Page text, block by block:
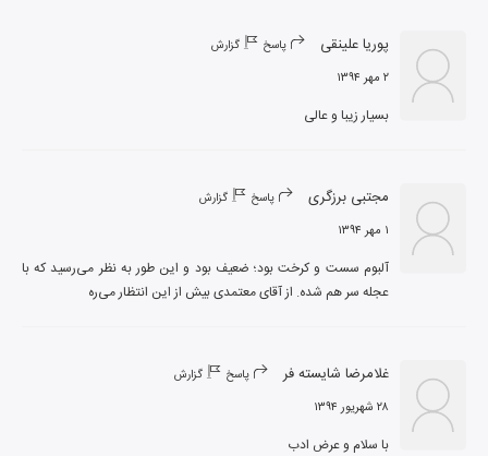
پوریا علینقی پاسخ گزارش
۲ مهر ۱۳۹۴
بسیار زیبا و عالی
مجتبی برزگری پاسخ گزارش
۱ مهر ۱۳۹۴
آلبوم سست و کرخت بود؛ ضعیف بود و این طور به نظر می‌رسید که با
عجله سر هم شده. از آقای معتمدی بیش از این انتظار می‌ره
غلامرضا شایسته فر پاسخ گزارش
۲۸ شهریور ۱۳۹۴